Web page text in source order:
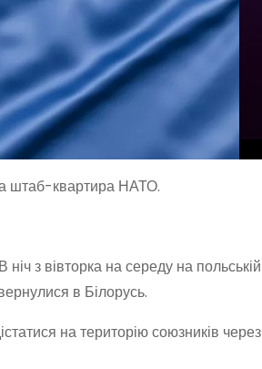
штаб-квартира НАТО.
з вівторка на середу на польській
в Білорусь.
на територію союзників через